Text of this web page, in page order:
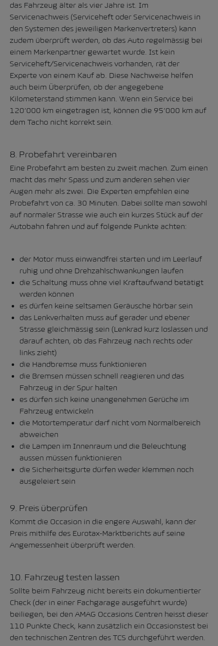
das Fahrzeug älter als vier Jahre ist. Im
Servicenachweis (Serviceheft oder Servicenachweis in
den Systemen des jeweiligen Markenvertreters) kann
zudem überprüft werden, ob das Auto regelmässig bei
einem Markenpartner gewartet wurde. Ist kein
Serviceheft/Servicenachweis vorhanden, rät der
Experte von einem Kauf ab. Diese Nachweise helfen
auch beim Überprüfen, ob der angegebene
Kilometerstand stimmen kann. Wenn ein Service bei
120’000 km eingetragen ist, können die 95’000 km auf
dem Tacho nicht korrekt sein.
8. Probefahrt vereinbaren
Eine Probefahrt am besten zu zweit machen. Zum einen
macht das mehr Spass und zum anderen sehen vier
Augen mehr als zwei. Die Experten empfehlen eine
Probefahrt von ca. 30 Minuten. Dabei sollte man sowohl
auf normaler Strasse wie auch ein kurzes Stück auf der
Autobahn fahren und auf folgende Punkte achten:
der Motor muss einwandfrei starten und im Leerlauf
ruhig und ohne Drehzahlschwankungen laufen
die Schaltung muss ohne viel Kraftaufwand betätigt
werden können
es dürfen keine seltsamen Geräusche hörbar sein
das Lenkverhalten muss auf gerader und ebener
Strasse gleichmässig sein (Lenkrad kurz loslassen und
darauf achten, ob das Fahrzeug nach rechts oder
links zieht)
die Handbremse muss funktionieren
die Bremsen müssen schnell reagieren und das
Fahrzeug in der Spur halten
es dürfen sich keine unangenehmen Gerüche im
Fahrzeug entwickeln
die Motortemperatur darf nicht vom Normalbereich
abweichen
die Lampen im Innenraum und die Beleuchtung
aussen müssen funktionieren
die Sicherheitsgurte dürfen weder klemmen noch
ausgeleiert sein
9. Preis überprüfen
Kommt die Occasion in die engere Auswahl, kann der
Preis mithilfe des Eurotax-Marktberichts auf seine
Angemessenheit überprüft werden.
10. Fahrzeug testen lassen
Sollte beim Fahrzeug nicht bereits ein dokumentierter
Check (der in einer Fachgarage ausgeführt wurde)
beiliegen, bei den AMAG Occasions Centren heisst dieser
110 Punkte Check, kann zusätzlich ein Occasionstest bei
den technischen Zentren des TCS durchgeführt werden.